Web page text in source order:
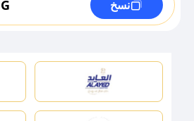
G نسخ